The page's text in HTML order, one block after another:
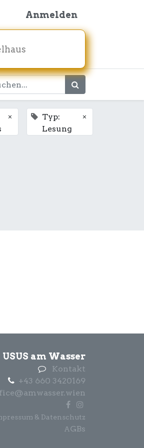
Anmelden
×
Typ:
Lesung
×
USUS am Wasser
Kontakt
+43 660 3420169
& Datenschutz
AGBs